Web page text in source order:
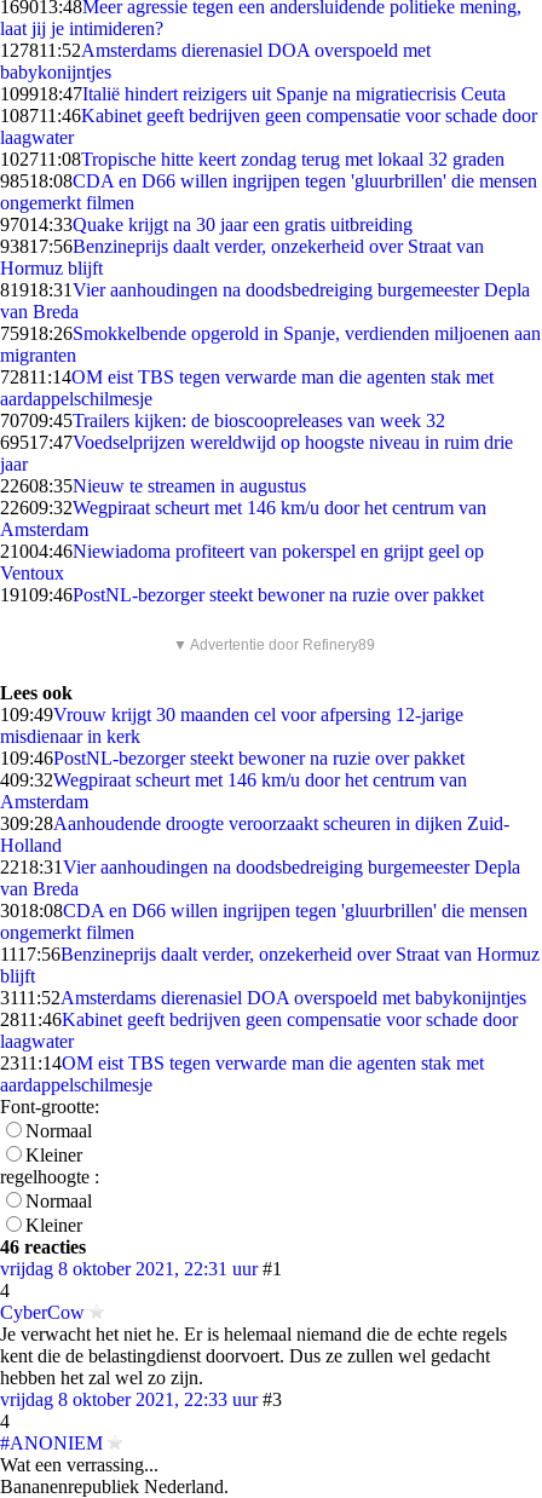
169013:48Meer agressie tegen een andersluidende politieke mening,
laat jij je intimideren?
127811:52Amsterdams dierenasiel DOA overspoeld met
babykonijntjes
109918:47Italië hindert reizigers uit Spanje na migratiecrisis Ceuta
108711:46Kabinet geeft bedrijven geen compensatie voor schade door
laagwater
102711:08Tropische hitte keert zondag terug met lokaal 32 graden
98518:08CDA en D66 willen ingrijpen tegen 'gluurbrillen' die mensen
ongemerkt filmen
97014:33Quake krijgt na 30 jaar een gratis uitbreiding
93817:56Benzineprijs daalt verder, onzekerheid over Straat van
Hormuz blijft
81918:31Vier aanhoudingen na doodsbedreiging burgemeester Depla
van Breda
75918:26Smokkelbende opgerold in Spanje, verdienden miljoenen aan
migranten
72811:14OM eist TBS tegen verwarde man die agenten stak met
aardappelschilmesje
70709:45Trailers kijken: de bioscoopreleases van week 32
69517:47Voedselprijzen wereldwijd op hoogste niveau in ruim drie
jaar
22608:35Nieuw te streamen in augustus
22609:32Wegpiraat scheurt met 146 km/u door het centrum van
Amsterdam
21004:46Niewiadoma profiteert van pokerspel en grijpt geel op
Ventoux
19109:46PostNL-bezorger steekt bewoner na ruzie over pakket
▼ Advertentie door Refinery89
Lees ook
109:49Vrouw krijgt 30 maanden cel voor afpersing 12-jarige
misdienaar in kerk
109:46PostNL-bezorger steekt bewoner na ruzie over pakket
409:32Wegpiraat scheurt met 146 km/u door het centrum van
Amsterdam
309:28Aanhoudende droogte veroorzaakt scheuren in dijken Zuid-
Holland
2218:31Vier aanhoudingen na doodsbedreiging burgemeester Depla
van Breda
3018:08CDA en D66 willen ingrijpen tegen 'gluurbrillen' die mensen
ongemerkt filmen
1117:56Benzineprijs daalt verder, onzekerheid over Straat van Hormuz
blijft
3111:52Amsterdams dierenasiel DOA overspoeld met babykonijntjes
2811:46Kabinet geeft bedrijven geen compensatie voor schade door
laagwater
2311:14OM eist TBS tegen verwarde man die agenten stak met
aardappelschilmesje
Font-grootte:
Normaal
Kleiner
regelhoogte :
Normaal
Kleiner
46 reacties
vrijdag 8 oktober 2021, 22:31 uur #1
4
CyberCow
Je verwacht het niet he. Er is helemaal niemand die de echte regels
kent die de belastingdienst doorvoert. Dus ze zullen wel gedacht
hebben het zal wel zo zijn.
vrijdag 8 oktober 2021, 22:33 uur #3
4
#ANONIEM
Wat een verrassing...
Bananenrepubliek Nederland.